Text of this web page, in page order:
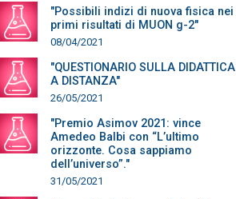
"Possibili indizi di nuova fisica nei
primi risultati di MUON g-2"
08/04/2021
"QUESTIONARIO SULLA DIDATTICA
A DISTANZA"
26/05/2021
"Premio Asimov 2021: vince
Amedeo Balbi con “L’ultimo
orizzonte. Cosa sappiamo
dell’universo”."
31/05/2021